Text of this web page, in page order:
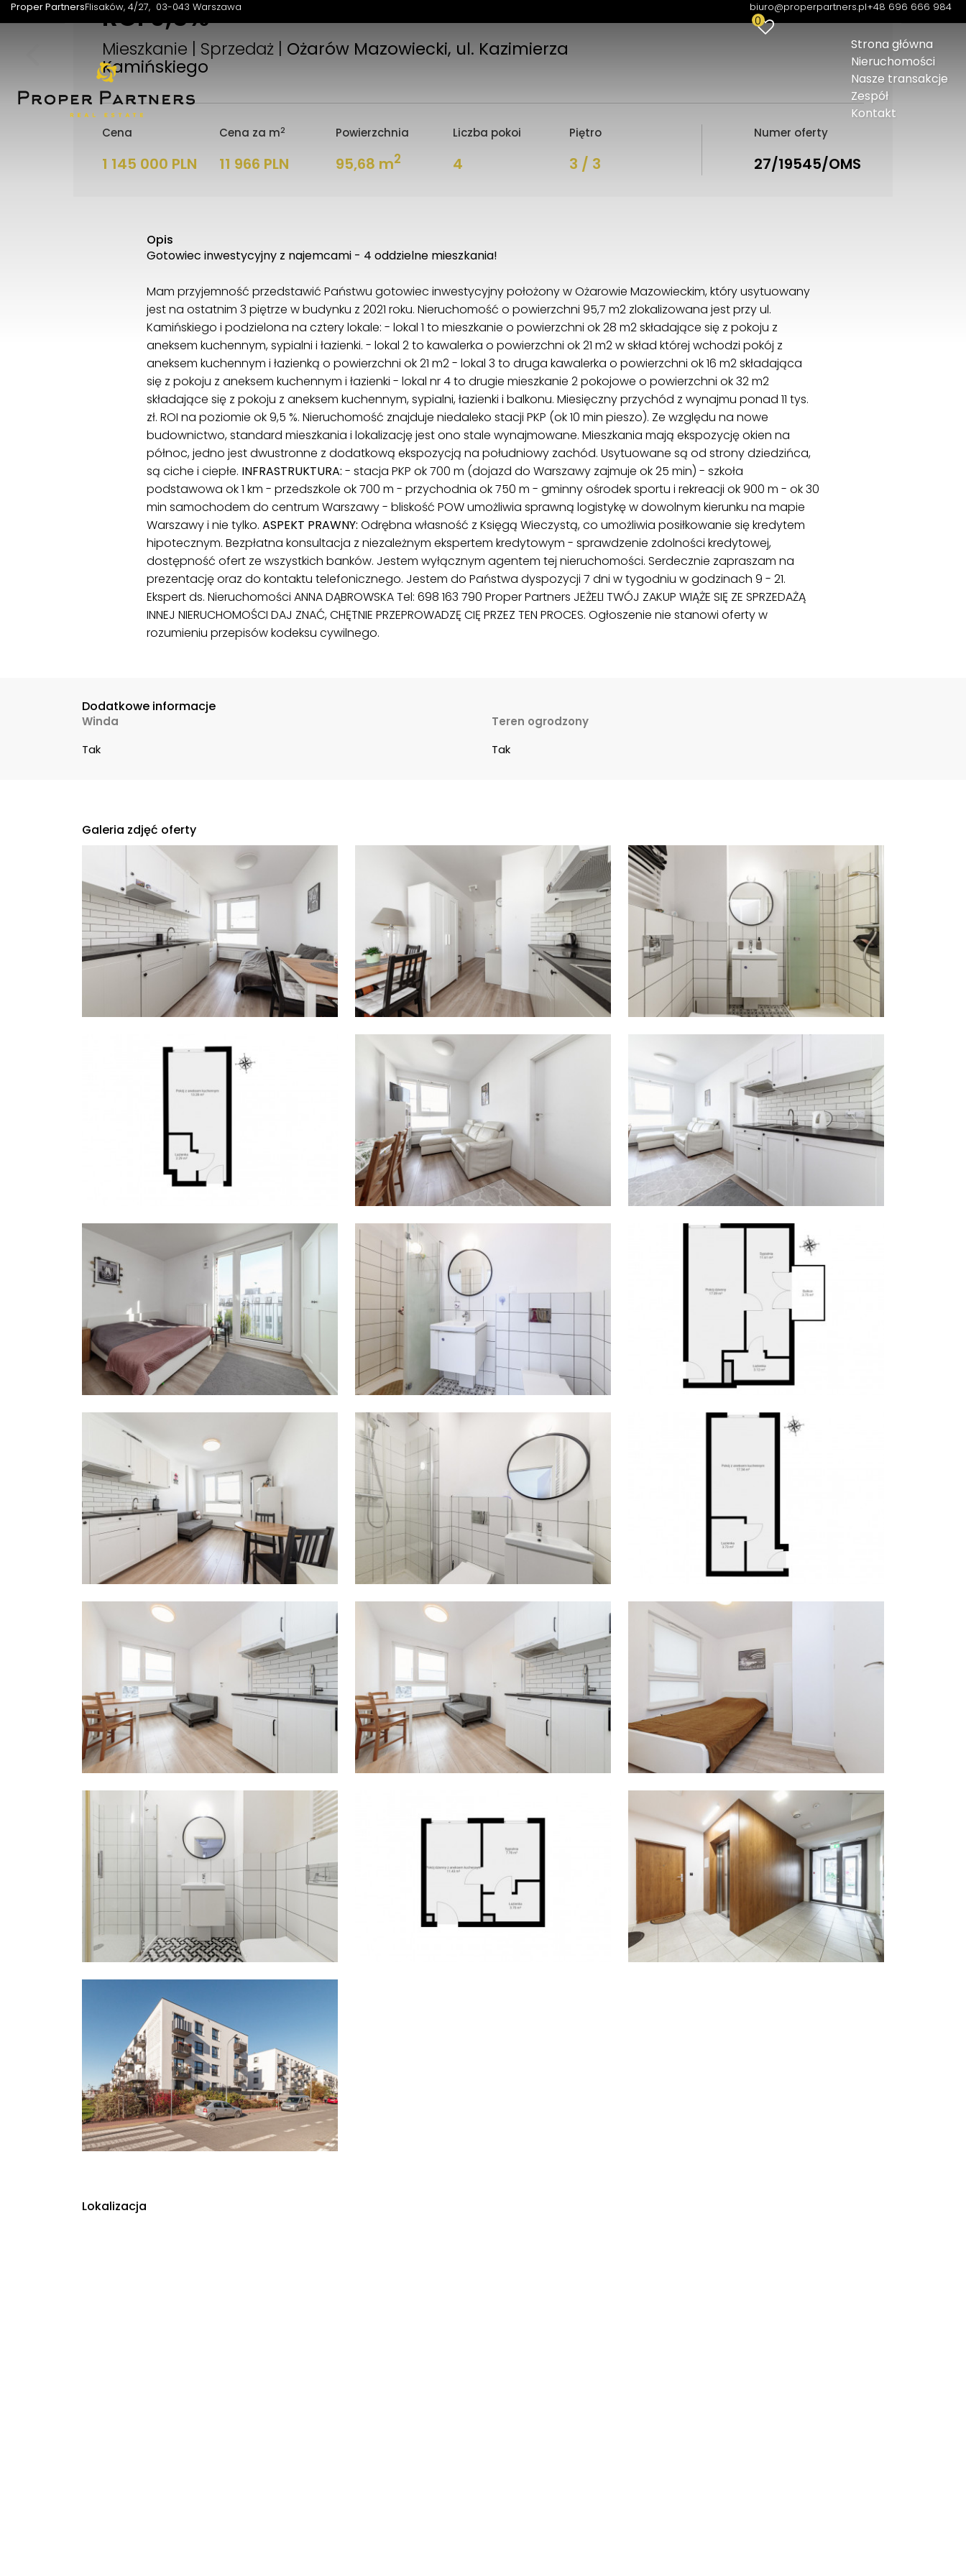
Proper PartnersFlisaków, 4/27 03-043 Warszawa biuro@properpartners.pl+48 696 666 984
0
Strona główna
Nieruchomości
Nasze transakcje
Zespół
Kontakt
ROI 9,5%
Mieszkanie | Sprzedaż | Ożarów Mazowiecki, ul. Kazimierza
Kamińskiego
Cena
1 145 000 PLN
Cena za m2
11 966 PLN
Powierzchnia
95,68 m2
Liczba pokoi
4
Piętro
3 / 3
Numer oferty
27/19545/OMS
Opis
Gotowiec inwestycyjny z najemcami - 4 oddzielne mieszkania!
Mam przyjemność przedstawić Państwu gotowiec inwestycyjny położony w Ożarowie Mazowieckim, który usytuowany
jest na ostatnim 3 piętrze w budynku z 2021 roku. Nieruchomość o powierzchni 95,7 m2 zlokalizowana jest przy ul.
Kamińskiego i podzielona na cztery lokale: - lokal 1 to mieszkanie o powierzchni ok 28 m2 składające się z pokoju z
aneksem kuchennym, sypialni i łazienki. - lokal 2 to kawalerka o powierzchni ok 21 m2 w skład której wchodzi pokój z
aneksem kuchennym i łazienką o powierzchni ok 21 m2 - lokal 3 to druga kawalerka o powierzchni ok 16 m2 składająca
się z pokoju z aneksem kuchennym i łazienki - lokal nr 4 to drugie mieszkanie 2 pokojowe o powierzchni ok 32 m2
składające się z pokoju z aneksem kuchennym, sypialni, łazienki i balkonu. Miesięczny przychód z wynajmu ponad 11 tys.
zł. ROI na poziomie ok 9,5 %. Nieruchomość znajduje niedaleko stacji PKP (ok 10 min pieszo). Ze względu na nowe
budownictwo, standard mieszkania i lokalizację jest ono stale wynajmowane. Mieszkania mają ekspozycję okien na
północ, jedno jest dwustronne z dodatkową ekspozycją na południowy zachód. Usytuowane są od strony dziedzińca,
są ciche i ciepłe. INFRASTRUKTURA: - stacja PKP ok 700 m (dojazd do Warszawy zajmuje ok 25 min) - szkoła
podstawowa ok 1 km - przedszkole ok 700 m - przychodnia ok 750 m - gminny ośrodek sportu i rekreacji ok 900 m - ok 30
min samochodem do centrum Warszawy - bliskość POW umożliwia sprawną logistykę w dowolnym kierunku na mapie
Warszawy i nie tylko. ASPEKT PRAWNY: Odrębna własność z Księgą Wieczystą, co umożliwia posiłkowanie się kredytem
hipotecznym. Bezpłatna konsultacja z niezależnym ekspertem kredytowym - sprawdzenie zdolności kredytowej,
dostępność ofert ze wszystkich banków. Jestem wyłącznym agentem tej nieruchomości. Serdecznie zapraszam na
prezentację oraz do kontaktu telefonicznego. Jestem do Państwa dyspozycji 7 dni w tygodniu w godzinach 9 - 21.
Ekspert ds. Nieruchomości ANNA DĄBROWSKA Tel: 698 163 790 Proper Partners JEŻELI TWÓJ ZAKUP WIĄŻE SIĘ ZE SPRZEDAŻĄ
INNEJ NIERUCHOMOŚCI DAJ ZNAĆ, CHĘTNIE PRZEPROWADZĘ CIĘ PRZEZ TEN PROCES. Ogłoszenie nie stanowi oferty w
rozumieniu przepisów kodeksu cywilnego.
Dodatkowe informacje
Winda
Tak
Teren ogrodzony
Tak
Galeria zdjęć oferty
Lokalizacja